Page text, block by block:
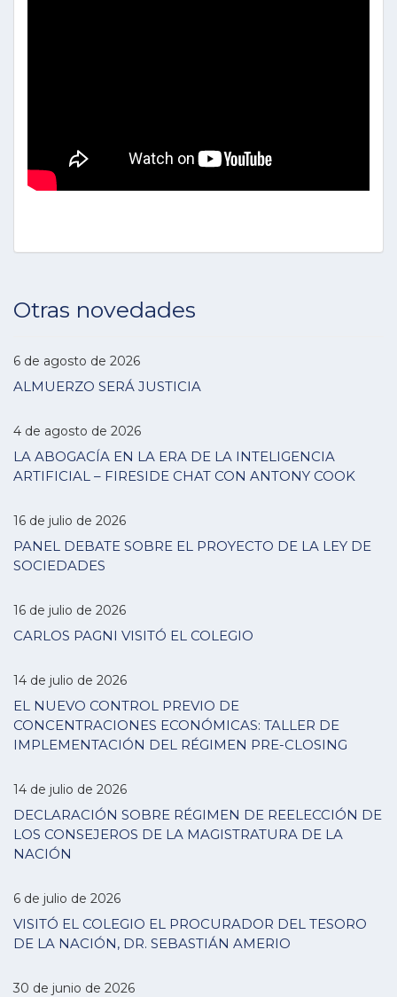
Otras novedades
6 de agosto de 2026
ALMUERZO SERÁ JUSTICIA
4 de agosto de 2026
LA ABOGACÍA EN LA ERA DE LA INTELIGENCIA
ARTIFICIAL – FIRESIDE CHAT CON ANTONY COOK
16 de julio de 2026
PANEL DEBATE SOBRE EL PROYECTO DE LA LEY DE
SOCIEDADES
16 de julio de 2026
CARLOS PAGNI VISITÓ EL COLEGIO
14 de julio de 2026
EL NUEVO CONTROL PREVIO DE
CONCENTRACIONES ECONÓMICAS: TALLER DE
IMPLEMENTACIÓN DEL RÉGIMEN PRE-CLOSING
14 de julio de 2026
DECLARACIÓN SOBRE RÉGIMEN DE REELECCIÓN DE
LOS CONSEJEROS DE LA MAGISTRATURA DE LA
NACIÓN
6 de julio de 2026
VISITÓ EL COLEGIO EL PROCURADOR DEL TESORO
DE LA NACIÓN, DR. SEBASTIÁN AMERIO
30 de junio de 2026